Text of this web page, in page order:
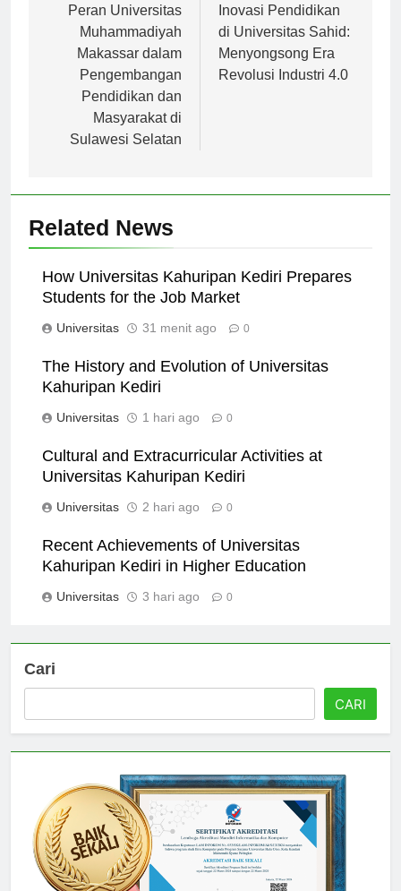
posPeran Universitas
Muhammadiyah
Makassar dalam
Pengembangan
Pendidikan dan
Masyarakat di
Sulawesi Selatan
Inovasi Pendidikan
di Universitas Sahid:
Menyongsong Era
Revolusi Industri 4.0
Related News
How Universitas Kahuripan Kediri Prepares
Students for the Job Market
Universitas 31 menit ago 0
The History and Evolution of Universitas
Kahuripan Kediri
Universitas 1 hari ago 0
Cultural and Extracurricular Activities at
Universitas Kahuripan Kediri
Universitas 2 hari ago 0
Recent Achievements of Universitas
Kahuripan Kediri in Higher Education
Universitas 3 hari ago 0
Cari
CARI